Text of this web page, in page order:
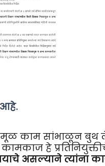
आहे.
मूळ काम सांभाळून
हे
असल्याने त्यांना